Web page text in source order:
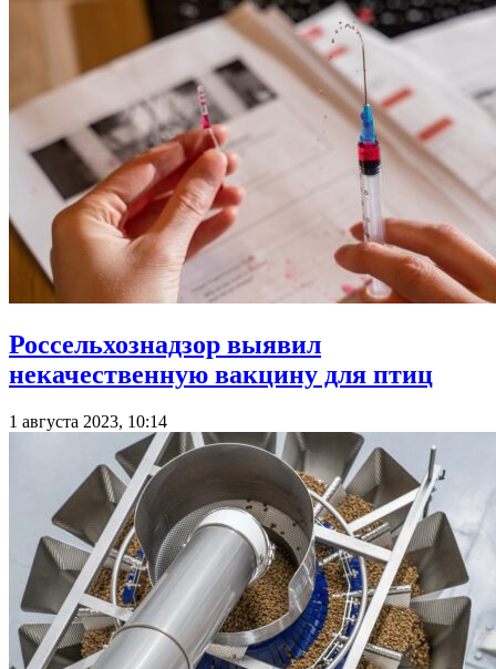
Россельхознадзор выявил
некачественную вакцину для птиц
1 августа 2023, 10:14